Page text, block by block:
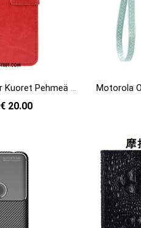
€ 20.00